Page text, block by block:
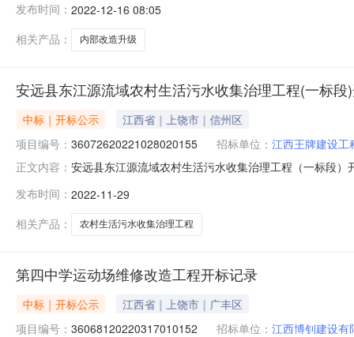
集团有限公司;项目负责人:黄鹏;报价:0.00元/%;工期:日
发布时间： 2022-12-16 08:05
相关产品：
内部改造升级
安远县东江源流域农村生活污水收集治理工程(一标段
中标｜开标公示
江西省｜上饶市｜信州区
项目编号： 36072620221028020155 招标单位： 江西王牌建设工
正文内容： 安远县东江源流域农村生活污水收集治理工程（一标段
间:MonNov2815:14:45CST2022,投标人名称:瑞南建设
发布时间： 2022-11-29
相关产品：
农村生活污水收集治理工程
第四中学运动场维修改造工程开标记录
中标｜开标公示
江西省｜上饶市｜广丰区
项目编号： 36068120220317010152 招标单位： 江西博钊建设有